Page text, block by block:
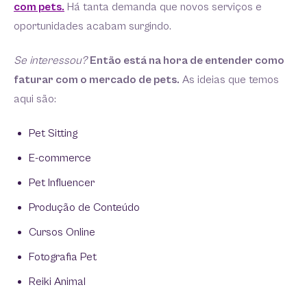
com pets. Há tanta demanda que novos serviços e
oportunidades acabam surgindo.
Se interessou? Então está na hora de entender como
faturar com o mercado de pets. As ideias que temos
aqui são:
Pet Sitting
E-commerce
Pet Influencer
Produção de Conteúdo
Cursos Online
Fotografia Pet
Reiki Animal